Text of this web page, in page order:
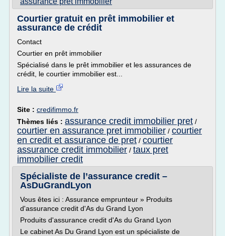
Courtier gratuit en prêt immobilier et
assurance de crédit
Contact
Courtier en prêt immobilier
Spécialisé dans le prêt immobilier et les assurances de
crédit, le courtier immobilier est...
Lire la suite
Site : credifimmo.fr
Thèmes liés : assurance credit immobilier pret /
courtier en assurance pret immobilier / courtier
en credit et assurance de pret / courtier
assurance credit immobilier / taux pret
immobilier credit
Spécialiste de l’assurance credit –
AsDuGrandLyon
Vous êtes ici : Assurance emprunteur » Produits
d'assurance credit d'As du Grand Lyon
Produits d'assurance credit d'As du Grand Lyon
Le cabinet As Du Grand Lyon est un spécialiste de